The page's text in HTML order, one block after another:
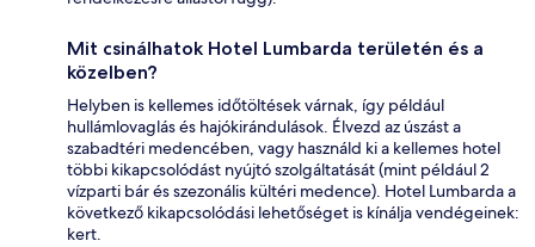
Mit csinálhatok Hotel Lumbarda területén és a
közelben?
Helyben is kellemes időtöltések várnak, így például
hullámlovaglás és hajókirándulások. Élvezd az úszást a
szabadtéri medencében, vagy használd ki a kellemes hotel
többi kikapcsolódást nyújtó szolgáltatását (mint például 2
vízparti bár és szezonális kültéri medence). Hotel Lumbarda a
következő kikapcsolódási lehetőséget is kínálja vendégeinek:
kert.